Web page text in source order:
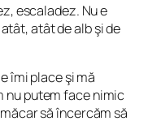
escaladez. Nu e
atât de alb şi de
îmi place şi mă
nu putem face nimic
să încercăm să